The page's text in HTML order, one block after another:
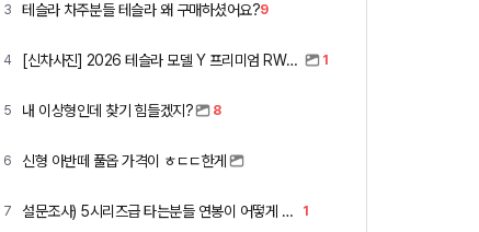
3 테슬라 차주분들 테슬라 왜 구매하셨어요?9
4 [신차사진] 2026 테슬라 모델 Y 프리미엄 RWD (펄 화이트 + 블랙시트) 1
5 내 이상형인데 찾기 힘들겠지? 8
6 신형 아반떼 풀옵 가격이 ㅎㄷㄷ한게
7 설문조사) 5시리즈급 타는분들 연봉이 어떻게 되세요 1